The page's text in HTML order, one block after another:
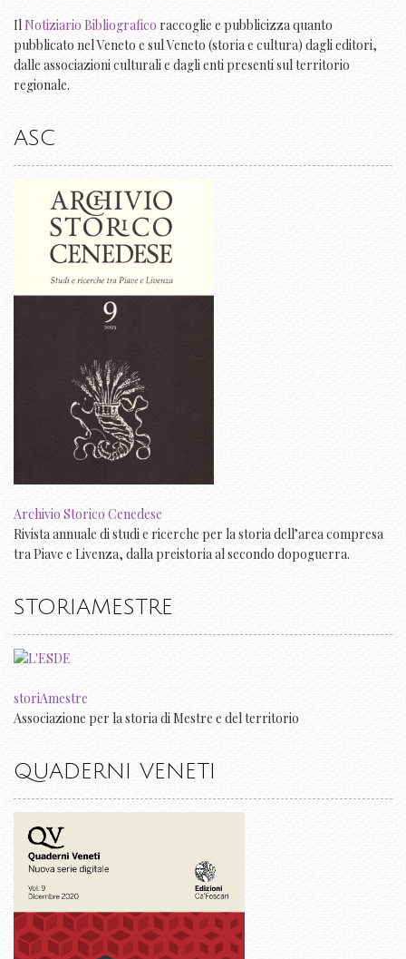
IlNotiziario Bibliografico raccoglie e pubblicizza quanto
pubblicato nel Veneto e sul Veneto (storia e cultura) dagli editori,
dalle associazioni culturali e dagli enti presenti sul territorio
regionale.
ASC
Archivio Storico Cenedese
Rivista annuale di studi e ricerche per la storia dell’area compresa
tra Piave e Livenza, dalla preistoria al secondo dopoguerra.
STORIAMESTRE
storiAmestre
Associazione per la storia di Mestre e del territorio
QUADERNI VENETI